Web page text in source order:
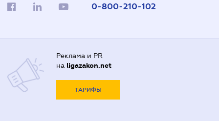
0-800-210-102
Реклама и PR
на ligazakon.net
ТАРИФЫ